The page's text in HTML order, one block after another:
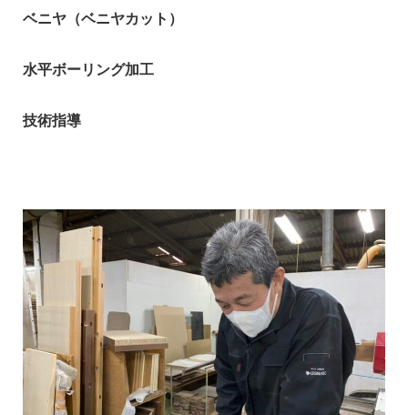
ベニヤ（ベニヤカット）
水平ボーリング加工
技術指導